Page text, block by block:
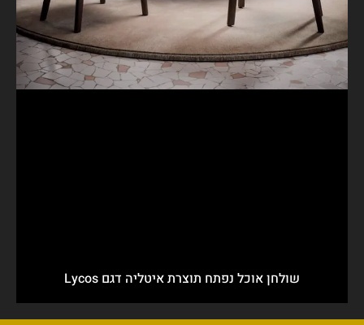
שולחן אוכל נפתח תוצרת איטליה דגם Lycos